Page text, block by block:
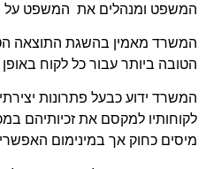
המשפט ומנהלים את המשפט על
המשרד מאמין בהשגת התוצאה
הטובה ביותר עבור כל לקוח באופן
המשרד ידוע כבעל פתרונות
לקוחותיו למקסם את זכיותיהם
מיסים כחוק אך במינימום